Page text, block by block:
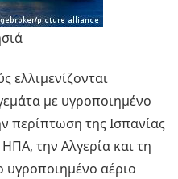
ελλιμενίζονται
με υγροποιημένο
περίπτωση της Ισπανίας
την Αλγερία και τη
υγροποιημένο αέριο